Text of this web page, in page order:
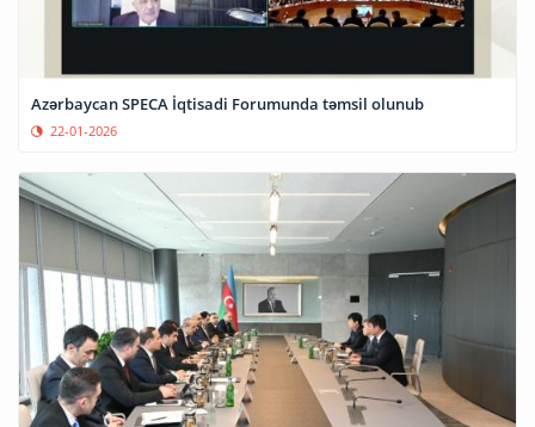
Azərbaycan SPECA İqtisadi Forumunda təmsil olunub
22-01-2026